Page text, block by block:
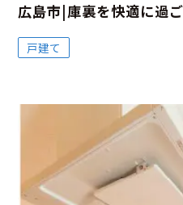
広島市|庫裏を快適に過
戸建て